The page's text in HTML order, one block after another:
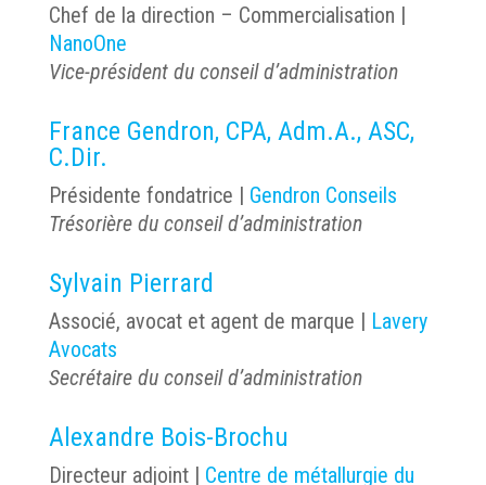
Chef de la direction – Commercialisation |
NanoOne
Vice-président du conseil d’administration
France Gendron, CPA, Adm.A., ASC,
C.Dir.
Présidente fondatrice | Gendron Conseils
Trésorière du conseil d’administration
Sylvain Pierrard
Associé, avocat et agent de marque | Lavery
Avocats
Secrétaire du conseil d’administration
Alexandre Bois-Brochu
Directeur adjoint | Centre de métallurgie du